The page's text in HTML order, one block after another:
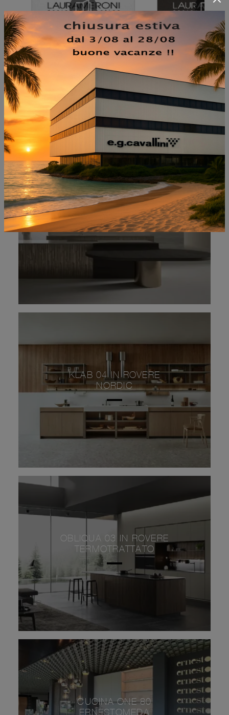
NON PERDERTI ANCHE:
PROGETTO CUCINA #01
KLAB 04 IN ROVERE
NORDIC
OBLIQUA 03 IN ROVERE
TERMOTRATTATO
CUCINA ONE 80
ERNESTOMEDA